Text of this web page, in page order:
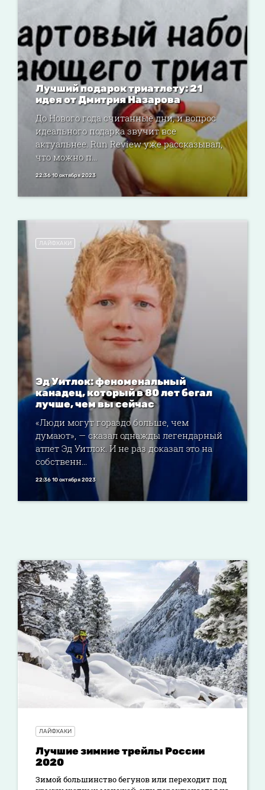
Лучший подарок триатлету: 21
идея от Дмитрия Назарова
До Нового года считанные дни, и вопрос
идеального подарка звучит все
актуальнее. Run Review уже рассказывал,
что можно п...
22:36 10 октября 2023
ЛАЙФХАКИ
Эд Уитлок: феноменальный
канадец, который в 80 лет бегал
лучше, чем вы сейчас
«Люди могут гораздо больше, чем
думают», — сказал однажды легендарный
атлет Эд Уитлок. И не раз доказал это на
собственн...
22:36 10 октября 2023
ЛАЙФХАКИ
Лучшие зимние трейлы России
2020
Зимой большинство бегунов или переходит под